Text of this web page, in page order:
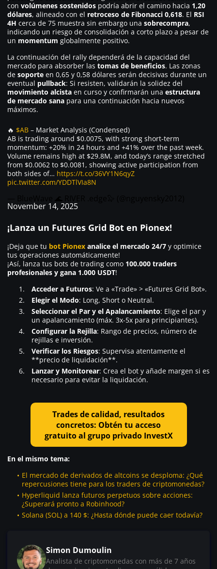
con volúmenes sostenidos podría abrir el camino hacia 1,20
dólares, alineado con el retroceso de Fibonacci 0,618. El RSI
4H cerca de 75 muestra sin embargo una sobrecompra,
indicando un riesgo de consolidación a corto plazo a pesar de
un momentum globalmente positivo.
La continuación del rally dependerá de la capacidad del
mercado para absorber las tomas de beneficios. Las zonas
de soporte en 0,65 y 0,58 dólares serán decisivas durante un
eventual pullback: Si resisten, validarán la solidez del
movimiento alcista en curso y confirmarán una estructura
de mercado sana para una continuación hacia nuevos
máximos.
🔥 $AB – Market Analysis (Condensed)
AB is trading around $0.0075, with strong short-term
momentum: +20% in 24 hours and +41% over the past week.
Volume remains high at $29.8M, and today’s range stretched
from $0.0062 to $0.0081, showing active participation from
both sides of… https://t.co/36VY1N6qyZ
pic.twitter.com/YDDTlVIa8N
November 14, 2025
¡Lanza un Futures Grid Bot en Pionex!
¡Deja que tu bot Pionex analice el mercado 24/7 y optimice
tus operaciones automáticamente!
¡Así, lanza tus bots de trading como 100.000 traders
profesionales y gana 1.000 USDT!
Acceder a Futuros: Ve a «Trade» > «Futures Grid Bot».
Elegir el Modo: Long, Short o Neutral.
Seleccionar el Par y el Apalancamiento: Elige el par y
un apalancamiento (máx. 3x-5x para principiantes).
Configurar la Rejilla: Rango de precios, número de
rejillas e inversión.
Verificar los Riesgos: Supervisa atentamente el
**precio de liquidación**.
Lanzar y Monitorear: Crea el bot y añade margen si es
necesario para evitar la liquidación.
Trades de calidad, resultados
concretos: Obtén tu acceso
gratuito al grupo privado InvestX
En el mismo tema:
El mercado de derivados de altcoins se desploma: ¿Qué
repercusiones tiene para los traders de criptomonedas?
Hyperliquid lanza futuros perpetuos sobre acciones:
¿Superará pronto a Robinhood?
Solana (SOL) a 140 $: ¿Hasta dónde puede caer todavía?
Simon Dumoulin
Analista de criptomonedas con más de 7 años